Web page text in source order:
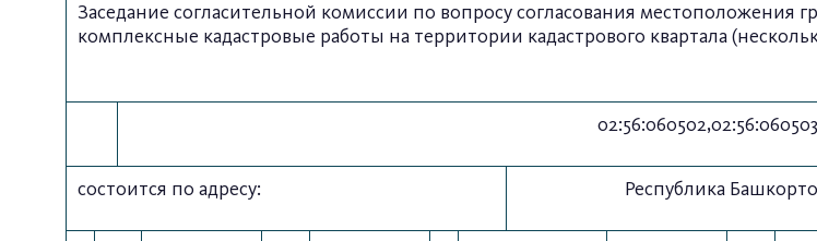
Заседание согласительной комиссии по вопросу согласования местоположения
комплексные кадастровые работы на территории кадастрового квартала
02:56:060502,02:56:060503
состоится по адресу: Республика